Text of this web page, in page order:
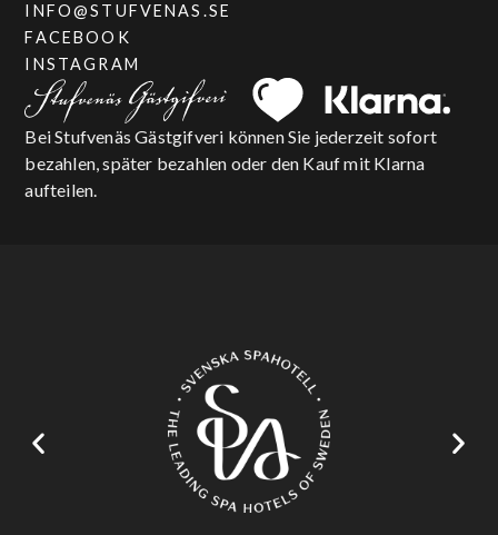
INFO@STUFVENAS.SE
FACEBOOK
INSTAGRAM
Bei Stufvenäs Gästgifveri können Sie jederzeit sofort
bezahlen, später bezahlen oder den Kauf mit Klarna
aufteilen.